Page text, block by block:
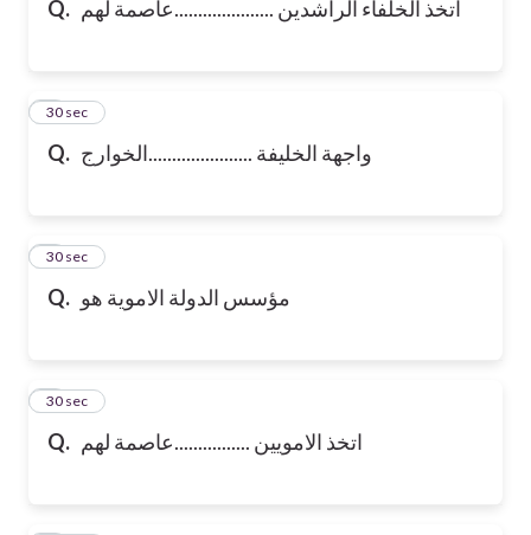
Q. اتخذ الخلفاء الراشدين .....................عاصمة لهم
Q. واجهة الخليفة ......................الخوارج
6
30 sec
Q. مؤسس الدولة الاموية هو
7
30 sec
Q. اتخذ الامويين ................عاصمة لهم
8
30 sec